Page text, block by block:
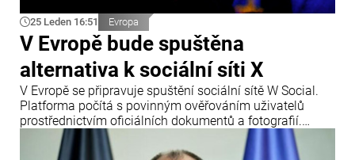
25 Leden 16:51 Evropa
V Evropě bude spuštěna
alternativa k sociální síti X
V Evropě se připravuje spuštění sociální sítě W Social.
Platforma počítá s povinným ověřováním uživatelů
prostřednictvím oficiálních dokumentů a fotografií.
Tvůrci projektu se domnívají, že tento přístup omezí vliv
botů a dezinformací ve veřejném prostoru.